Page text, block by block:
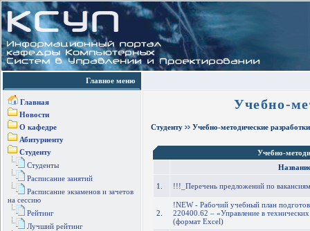
Главное меню
Главная
Новости
О кафедре
Абитуриенту
Студенту
Студенты
Расписание занятий
Расписание экзаменов и зачетов
на сессию
Рейтинг
Лучший рейтинг
Учебно-
Студенту Учебно-методические разработки
Учебно-
1. !!!_Перечень предложений по
2.
!NEW - Рабочий учебный план
220400.62 – «Управление в
(формат Excel)